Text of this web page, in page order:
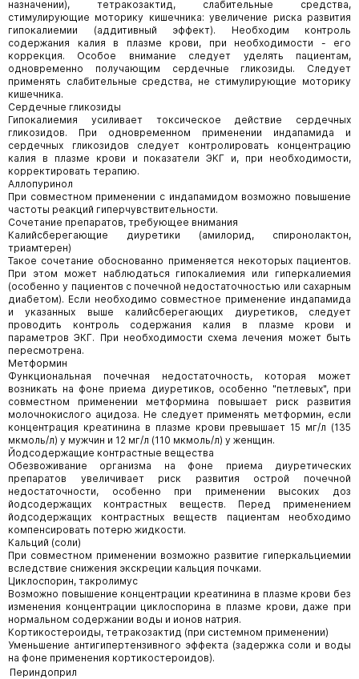
назначении), тетракозактид, слабительные средства,
стимулирующие моторику кишечника: увеличение риска развития
гипокалиемии (аддитивный эффект). Необходим контроль
содержания калия в плазме крови, при необходимости - его
коррекция. Особое внимание следует уделять пациентам,
одновременно получающим сердечные гликозиды. Следует
применять слабительные средства, не стимулирующие моторику
кишечника.
Сердечные гликозиды
Гипокалиемия усиливает токсическое действие сердечных
гликозидов. При одновременном применении индапамида и
сердечных гликозидов следует контролировать концентрацию
калия в плазме крови и показатели ЭКГ и, при необходимости,
корректировать терапию.
Аллопуринол
При совместном применении с индапамидом возможно повышение
частоты реакций гиперчувствительности.
Сочетание препаратов, требующее внимания
Калийсберегающие диуретики (амилорид, спиронолактон,
триамтерен)
Такое сочетание обоснованно применяется некоторых пациентов.
При этом может наблюдаться гипокалиемия или гиперкалиемия
(особенно у пациентов с почечной недостаточностью или сахарным
диабетом). Если необходимо совместное применение индапамида
и указанных выше калийсберегающих диуретиков, следует
проводить контроль содержания калия в плазме крови и
параметров ЭКГ. При необходимости схема лечения может быть
пересмотрена.
Метформин
Функциональная почечная недостаточность, которая может
возникать на фоне приема диуретиков, особенно "петлевых", при
совместном применении метформина повышает риск развития
молочнокислого ацидоза. Не следует применять метформин, если
концентрация креатинина в плазме крови превышает 15 мг/л (135
мкмоль/л) у мужчин и 12 мг/л (110 мкмоль/л) у женщин.
Йодсодержащие контрастные вещества
Обезвоживание организма на фоне приема диуретических
препаратов увеличивает риск развития острой почечной
недостаточности, особенно при применении высоких доз
йодсодержащих контрастных веществ. Перед применением
йодсодержащих контрастных веществ пациентам необходимо
компенсировать потерю жидкости.
Кальций (соли)
При совместном применении возможно развитие гиперкальциемии
вследствие снижения экскреции кальция почками.
Циклоспорин, такролимус
Возможно повышение концентрации креатинина в плазме крови без
изменения концентрации циклоспорина в плазме крови, даже при
нормальном содержании воды и ионов натрия.
Кортикостероиды, тетракозактид (при системном применении)
Уменьшение антигипертензивного эффекта (задержка соли и воды
на фоне применения кортикостероидов).
Периндоприл